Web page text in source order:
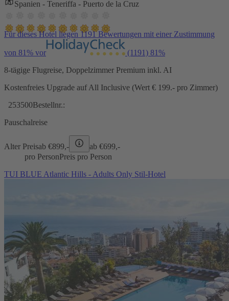
Spanien - Teneriffa - Puerto de la Cruz
Für dieses Hotel liegen 1191 Bewertungen mit einer Zustimmung
von 81% vor (1191) 81%
8-tägige Flugreise, Doppelzimmer Premium inkl. AI
Kostenfreies Upgrade auf All Inclusive (Wert € 199.- pro Zimmer)
253500Bestellnr.:
Pauschalreise
Alter Preisab €899,- ab €699,-
pro PersonPreis pro Person
TUI BLUE Atlantic Hills - Adults Only Stil-Hotel